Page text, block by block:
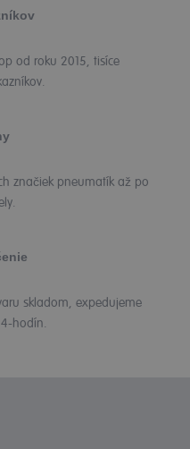
od roku 2015, tisíce
značiek pneumatík až po
skladom, expedujeme
hodín.